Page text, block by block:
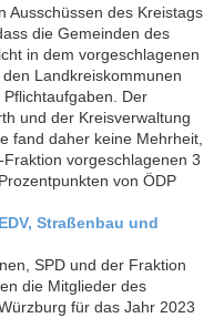
Ausschüssen des Kreistags
die Gemeinden des
in dem vorgeschlagenen
Landkreiskommunen
Der
und der Kreisverwaltung
fand daher keine Mehrheit,
vorgeschlagenen 3
von ÖDP
Straßenbau und
SPD und der Fraktion
die Mitglieder des
für das Jahr 2023